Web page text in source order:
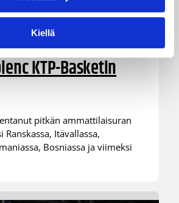
Kiellä
09:23
KTP-Basketin
pitkän ammattilaisuran
Ranskassa, Itävallassa,
Bosniassa ja viimeksi